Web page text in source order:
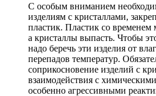
С особым вниманием
изделиям с кристаллами,
пластик. Пластик со временем
а кристаллы выпасть. Чтобы
надо беречь эти изделия от
перепадов температур.
соприкосновение изделий с
взаимодействия с
особенно агрессивными